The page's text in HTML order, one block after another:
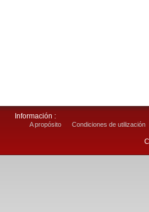
Información :
A propósito Condiciones de utilización